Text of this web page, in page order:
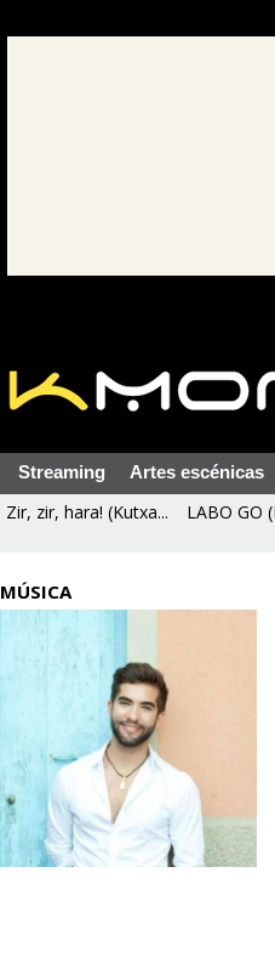
Streaming Artes escénicas
Zir, zir, hara! (Kutxa... LABO GO
MÚSICA